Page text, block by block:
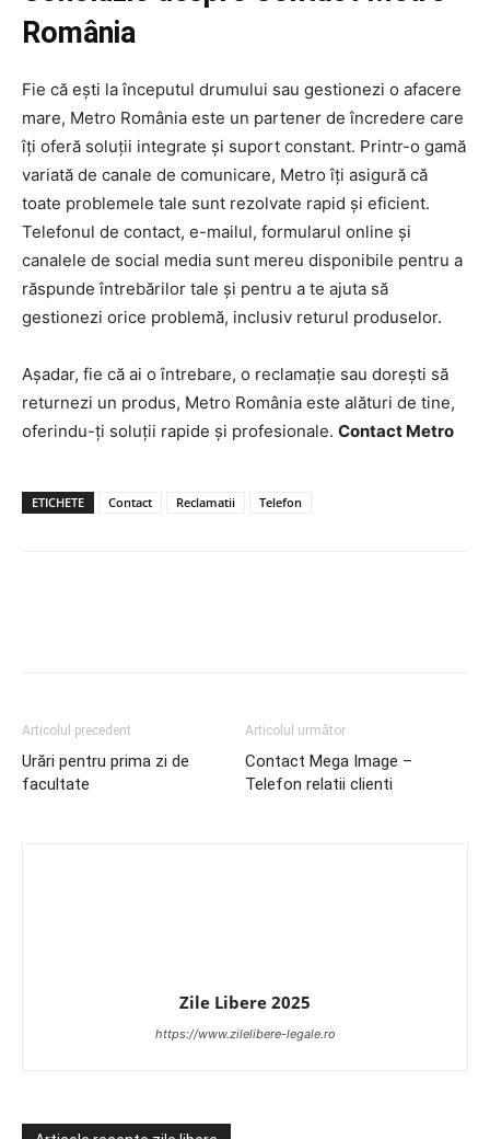
România
Fie că ești la începutul drumului sau gestionezi o afacere
mare, Metro România este un partener de încredere care
îți oferă soluții integrate și suport constant. Printr-o gamă
variată de canale de comunicare, Metro îți asigură că
toate problemele tale sunt rezolvate rapid și eficient.
Telefonul de contact, e-mailul, formularul online și
canalele de social media sunt mereu disponibile pentru a
răspunde întrebărilor tale și pentru a te ajuta să
gestionezi orice problemă, inclusiv returul produselor.
Așadar, fie că ai o întrebare, o reclamație sau dorești să
returnezi un produs, Metro România este alături de tine,
oferindu-ți soluții rapide și profesionale. Contact Metro
ETICHETE Contact Reclamatii Telefon
Articolul precedent
Urări pentru prima zi de
facultate
Articolul următor
Contact Mega Image –
Telefon relatii clienti
Zile Libere 2025
https://www.zilelibere-legale.ro